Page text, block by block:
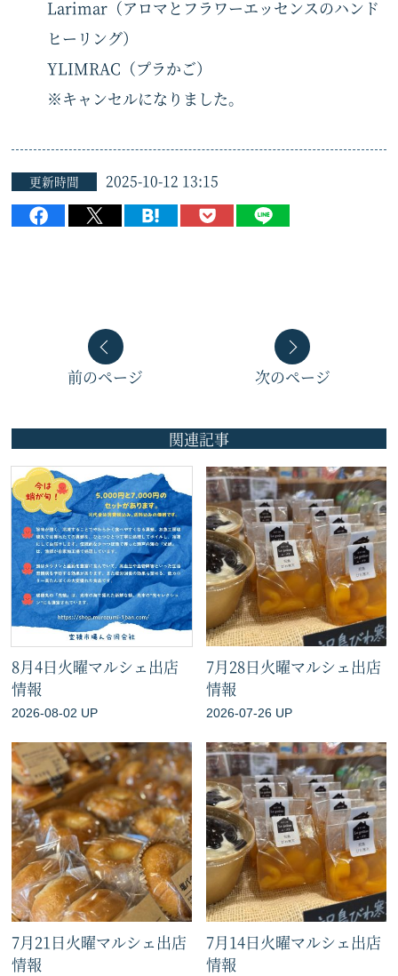
Larimar（アロマとフラワーエッセンスのハンド
ヒーリング）
YLIMRAC（プラかご）
※キャンセルになりました。
更新時間 2025-10-12 13:15
前のページ 次のページ
関連記事
8月4日火曜マルシェ出店
情報
2026-08-02 UP
7月28日火曜マルシェ出店
情報
2026-07-26 UP
7月21日火曜マルシェ出店
情報
7月14日火曜マルシェ出店
情報